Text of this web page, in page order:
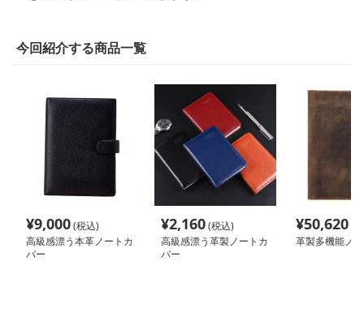
今回紹介する商品一覧
¥9,000(税込)
高級感漂う本革ノートカ
バー
¥2,160(税込)
高級感漂う革製ノートカ
バー
¥50,620
革製多機能ノ